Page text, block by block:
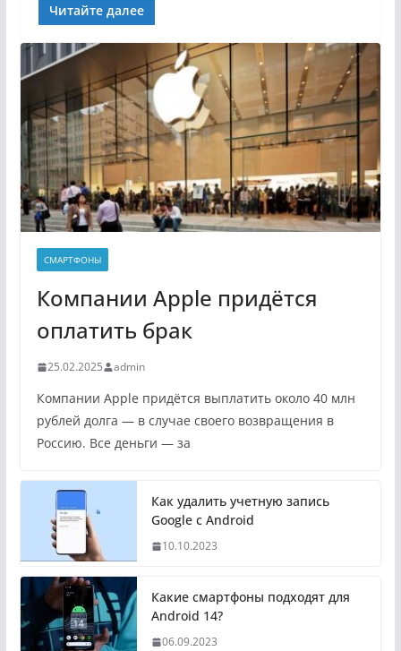
Читайте далее
СМАРТФОНЫ
Компании Apple придётся
оплатить брак
25.02.2025 admin
Компании Apple придётся выплатить около 40 млн
рублей долга — в случае своего возвращения в
Россию. Все деньги — за
Как удалить учетную запись
Google с Android
10.10.2023
Какие смартфоны подходят для
Android 14?
06.09.2023